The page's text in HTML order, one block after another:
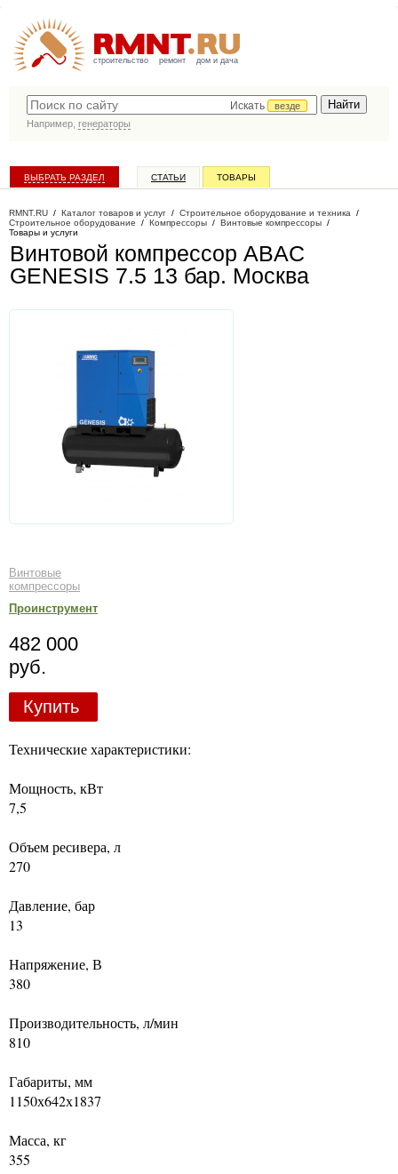
строительство ремонт дом и дача
Искать
везде
Например, генераторы
ВЫБРАТЬ РАЗДЕЛ СТАТЬИ ТОВАРЫ
RMNT.RU / Каталог товаров и услуг / Строительное оборудование и техника /
Строительное оборудование / Компрессоры / Винтовые компрессоры /
Товары и услуги
Винтовой компрессор ABAC
GENESIS 7.5 13 бар. Москва
Винтовые
компрессоры
Проинструмент
482 000
руб.
Купить
Технические характеристики:
Мощность, кВт
7,5
Объем ресивера, л
270
Давление, бар
13
Напряжение, В
380
Производительность, л/мин
810
Габариты, мм
1150х642х1837
Масса, кг
355